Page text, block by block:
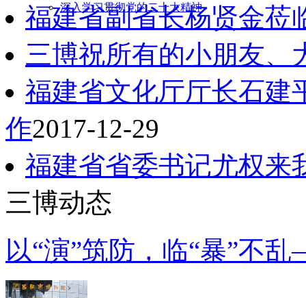
深入学习贯彻党的二十大精神
福建省副省长杨贤金莅
三博祝所有的小朋友、
福建省文化厅厅长石建
作2017-12-29
福建省省委书记尤权来
三博动态
以“演”筑防，临“暴”不